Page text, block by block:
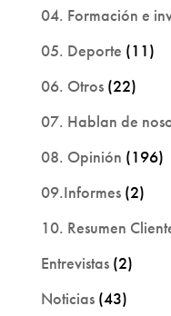
04. Formación e
05. Deporte (11)
06. Otros(22)
07. Hablan de
08. Opinión (196)
09.Informes(2)
10. Resumen
Entrevistas(2)
Noticias(43)